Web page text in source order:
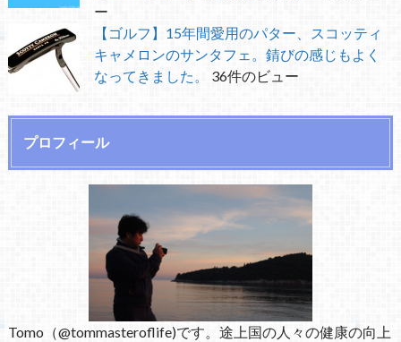
ー
【ゴルフ】15年間愛用のパター、スコッティ
キャメロンのサンタフェ。錆びの感じもよく
なってきました。
36件のビュー
プロフィール
Tomo（@tommasteroflife)です。途上国の人々の健康の向上